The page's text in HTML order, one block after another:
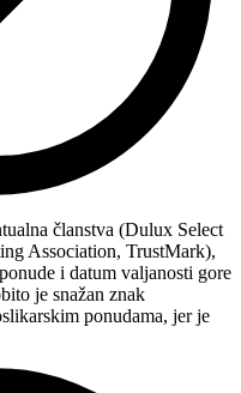
članstva (Dulux Select
Association, TrustMark),
i datum valjanosti gore
je snažan znak
ponudama, jer je